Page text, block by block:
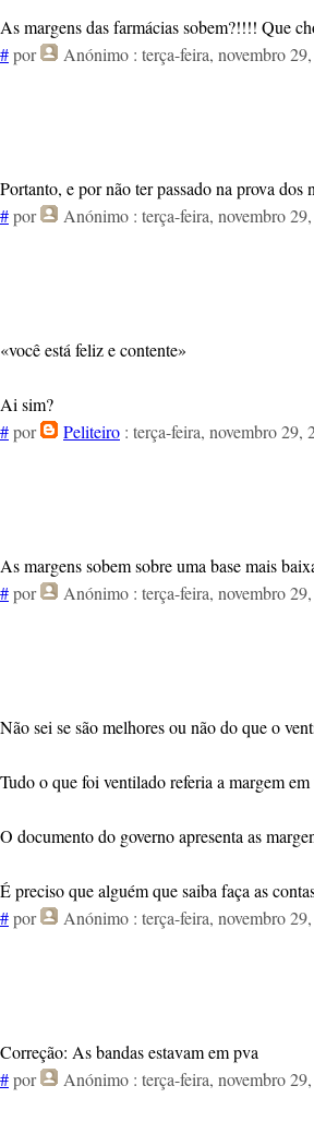
As margens das farmácias sobem?!!!! Que
#por Anónimo : terça-feira, novembro
Portanto, e por não ter passado na prova dos
#por Anónimo : terça-feira, novembro
«você está feliz e contente»
Ai sim?
#por Peliteiro : terça-feira, novembro 29,
As margens sobem sobre uma base mais
#por Anónimo : terça-feira, novembro
Não sei se são melhores ou não do que o
Tudo o que foi ventilado referia a margem
O documento do governo apresenta as
É preciso que alguém que saiba faça as
#por Anónimo : terça-feira, novembro
Correção: As bandas estavam em pva
#por Anónimo : terça-feira, novembro